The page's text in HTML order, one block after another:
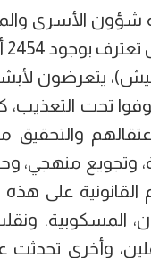
الأسرى
يتعرضون
تحت
وتجويع
على هذه
المسكوبية.
وأخرى